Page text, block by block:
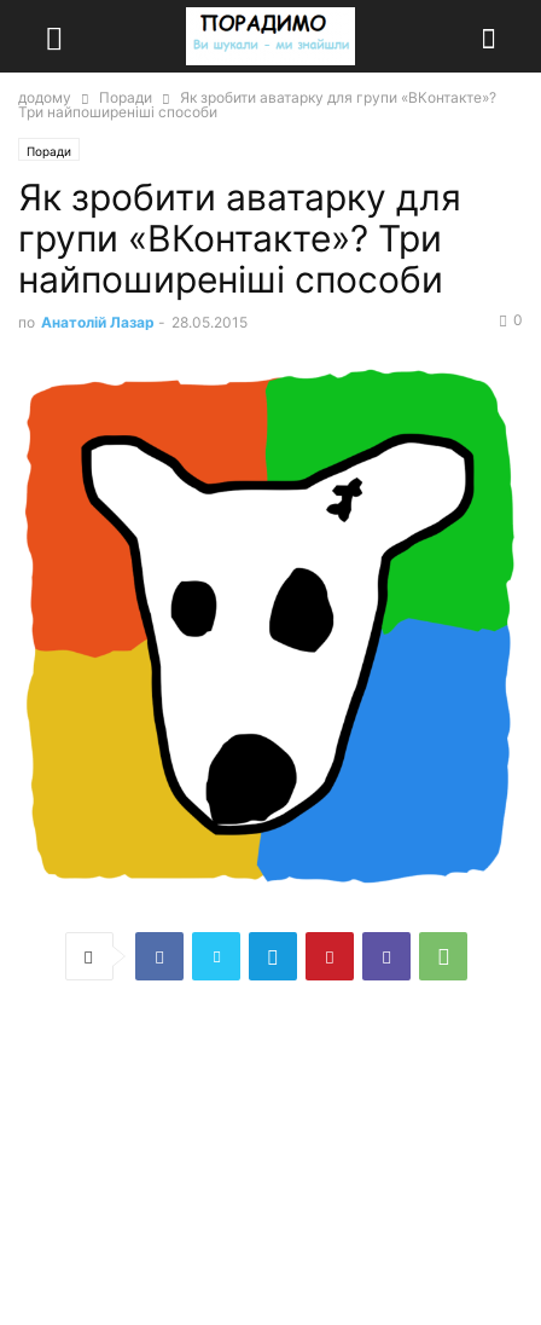
додому Поради
Як зробити аватарку для групи «ВКонтакте»?
Три найпоширеніші способи
Поради
Як зробити аватарку для
групи «ВКонтакте»? Три
найпоширеніші способи
по Анатолій Лазар - 28.05.2015 0